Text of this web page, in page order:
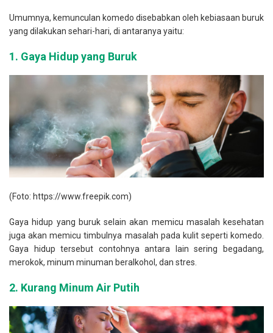
Umumnya, kemunculan komedo disebabkan oleh kebiasaan buruk
yang dilakukan sehari-hari, di antaranya yaitu:
1. Gaya Hidup yang Buruk
(Foto: https://www.freepik.com)
Gaya hidup yang buruk selain akan memicu masalah kesehatan
juga akan memicu timbulnya masalah pada kulit seperti komedo.
Gaya hidup tersebut contohnya antara lain sering begadang,
merokok, minum minuman beralkohol, dan stres.
2. Kurang Minum Air Putih